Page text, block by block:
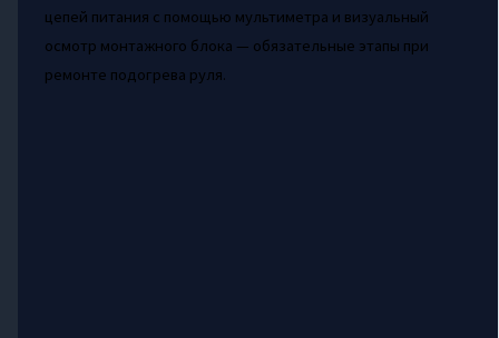
цепей питания с помощью мультиметра и визуальный
осмотр монтажного блока — обязательные этапы при
ремонте подогрева руля.